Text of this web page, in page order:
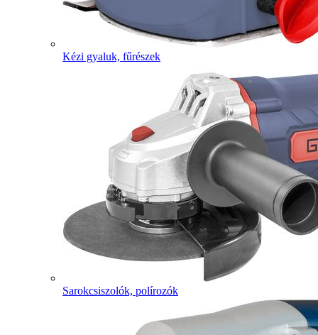
Kézi gyaluk, fűrészek
Sarokcsiszolók, polírozók